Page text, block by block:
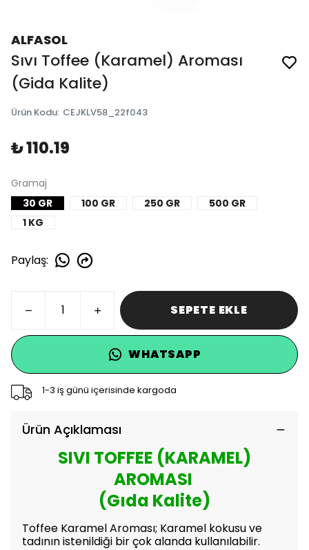
ALFASOL
Sıvı Toffee (Karamel) Aroması
(Gida Kalite)
Ürün Kodu: CEJKLV58_22f043
₺ 110.19
Gramaj
30 GR
100 GR 250 GR
500 GR
1 KG
Paylaş:
SEPETE EKLE
WHATSAPP
1-3 iş günü içerisinde kargoda
Ürün Açıklaması
SIVI TOFFEE (KARAMEL)
AROMASI
(Gıda Kalite)
Toffee Karamel Aroması; Karamel kokusu ve
tadının istenildiği bir çok alanda kullanılabilir.